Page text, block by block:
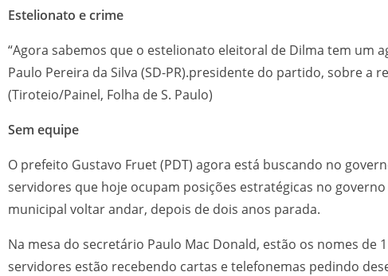
Estelionato e crime
“Agora sabemos que o estelionato eleitoral de Dilma tem
Paulo Pereira da Silva (SD-PR).presidente do partido, sobre a
(Tiroteio/Painel, Folha de S. Paulo)
Sem equipe
O prefeito Gustavo Fruet (PDT) agora está buscando no
servidores que hoje ocupam posições estratégicas no
municipal voltar andar, depois de dois anos parada.
Na mesa do secretário Paulo Mac Donald, estão os nomes
servidores estão recebendo cartas e telefonemas pedindo